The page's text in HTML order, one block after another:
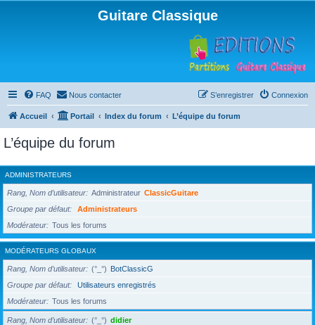
Guitare Classique
FAQ Nous contacter Connexion
S’enregistrer
Accueil Portail Index du forum L’équipe du forum
L’équipe du forum
ADMINISTRATEURS
Rang, Nom d’utilisateur Administrateur ClassicGuitare
Groupe par défaut
Administrateurs
Modérateur
Tous les forums
MODÉRATEURS GLOBAUX
Rang, Nom d’utilisateur (°_°) BotClassicG
Groupe par défaut
Utilisateurs enregistrés
Modérateur
Tous les forums
Rang, Nom d’utilisateur (°_°) didier